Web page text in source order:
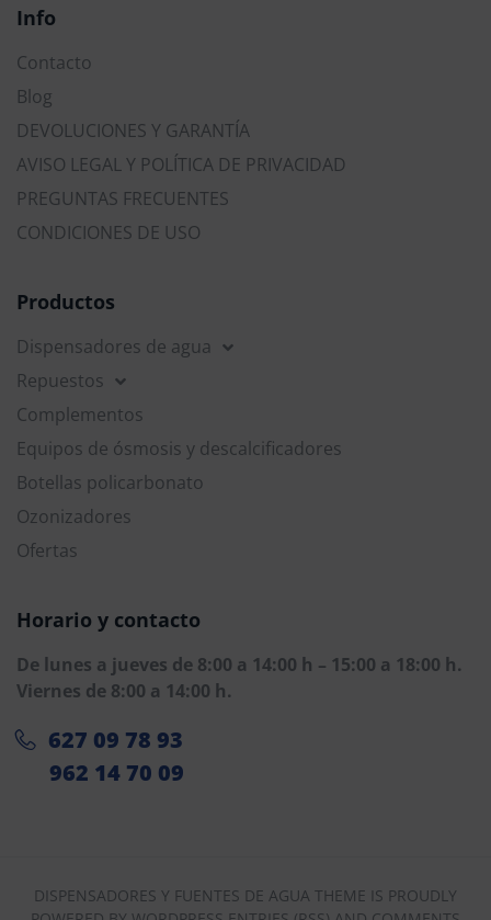
Info
Contacto
Blog
DEVOLUCIONES Y GARANTÍA
AVISO LEGAL Y POLÍTICA DE PRIVACIDAD
PREGUNTAS FRECUENTES
CONDICIONES DE USO
Productos
Dispensadores de agua
Repuestos
Complementos
Equipos de ósmosis y descalcificadores
Botellas policarbonato
Ozonizadores
Ofertas
Horario y contacto
De lunes a jueves de 8:00 a 14:00 h – 15:00 a 18:00 h.
Viernes de 8:00 a 14:00 h.
627 09 78 93
962 14 70 09
DISPENSADORES Y FUENTES DE AGUA THEME IS PROUDLY